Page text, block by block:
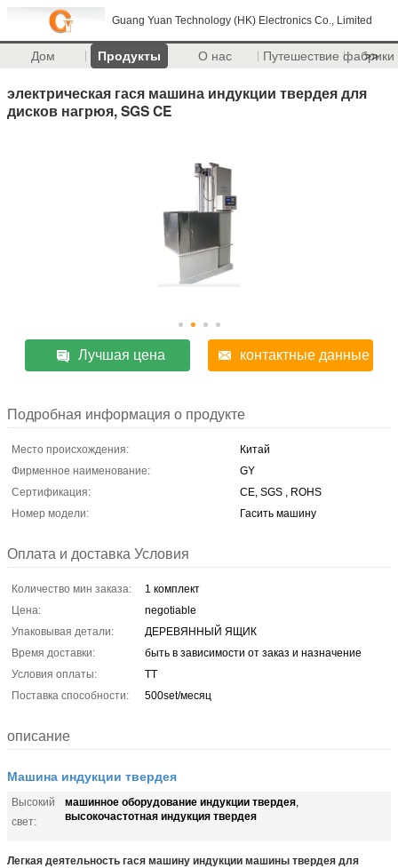
Guang Yuan Technology (HK) Electronics Co., Limited
Дом Продукты О нас Путешествие фабрики
>>
электрическая гася машина индукции твердея для
дисков нагрюя, SGS CE
Лучшая цена контактные данные
Подробная информация о продукте
Место происхождения:
Китай
Фирменное наименование:
GY
Сертификация:
CE, SGS , ROHS
Номер модели:
Гасить машину
Оплата и доставка Условия
Количество мин заказа:
1 комплект
Цена:
negotiable
Упаковывая детали:
ДЕРЕВЯННЫЙ ЯЩИК
Время доставки:
быть в зависимости от заказ и назначение
Условия оплаты:
TT
Поставка способности:
500set/месяц
описание
Машина индукции твердея
Высокий
свет:
машинное оборудование индукции твердея,
высокочастотная индукция твердея
Легкая деятельность гася машину индукции машины твердея для